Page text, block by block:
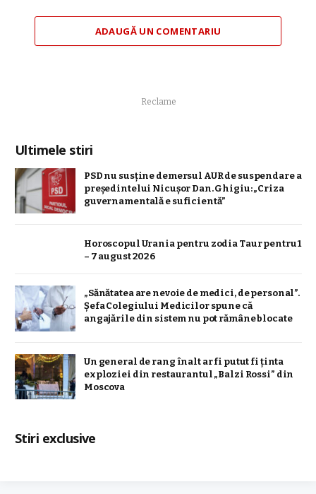
ADAUGĂ UN COMENTARIU
Reclame
Ultimele stiri
PSD nu susține demersul AUR de suspendare a
președintelui Nicușor Dan. Ghigiu: „Criza
guvernamentală e suficientă”
Horoscopul Urania pentru zodia Taur pentru 1
– 7 august 2026
„Sănătatea are nevoie de medici, de personal”.
Șefa Colegiului Medicilor spune că
angajările din sistem nu pot rămâne blocate
Un general de rang înalt ar fi putut fi ținta
exploziei din restaurantul „Balzi Rossi” din
Moscova
Stiri exclusive